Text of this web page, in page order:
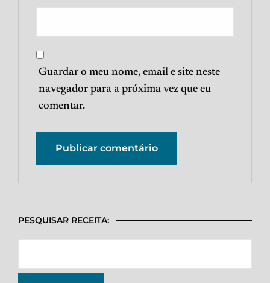
Guardar o meu nome, email e site neste
navegador para a próxima vez que eu
comentar.
PESQUISAR RECEITA: